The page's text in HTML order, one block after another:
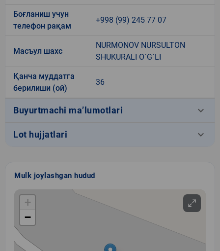
Боғланиш учун
телефон рақам
+998 (99) 245 77 07
Масъул шахс
NURMONOV NURSULTON
SHUKURALI O`G`LI
Қанча муддатга
берилиши (ой)
36
Buyurtmachi ma’lumotlari keyboard_arrow_down
Lot hujjatlari keyboard_arrow_down
Mulk joylashgan hudud
+
−